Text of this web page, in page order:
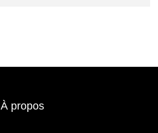
À propos